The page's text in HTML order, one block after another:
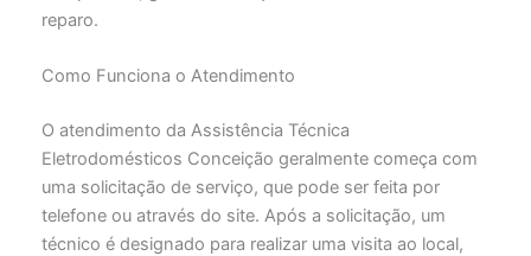
reparo.
Como Funciona o Atendimento
O atendimento da Assistência Técnica
Eletrodomésticos Conceição geralmente começa com
uma solicitação de serviço, que pode ser feita por
telefone ou através do site. Após a solicitação, um
técnico é designado para realizar uma visita ao local,